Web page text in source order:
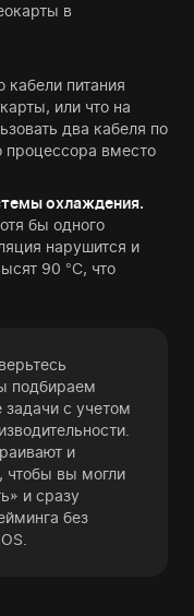
в
кабели питания
или что на
два кабеля по
процессора вместо
охлаждения.
бы одного
нарушится и
90 °C, что
подбираем
с учетом
и
чтобы вы могли
и сразу
без